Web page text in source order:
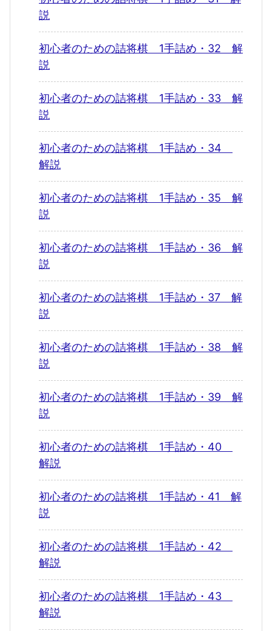
説
初心者のための詰将棋 1手詰め・32 解
説
初心者のための詰将棋 1手詰め・33 解
説
初心者のための詰将棋 1手詰め・34
解説
初心者のための詰将棋 1手詰め・35 解
説
初心者のための詰将棋 1手詰め・36 解
説
初心者のための詰将棋 1手詰め・37 解
説
初心者のための詰将棋 1手詰め・38 解
説
初心者のための詰将棋 1手詰め・39 解
説
初心者のための詰将棋 1手詰め・40
解説
初心者のための詰将棋 1手詰め・41 解
説
初心者のための詰将棋 1手詰め・42
解説
初心者のための詰将棋 1手詰め・43
解説